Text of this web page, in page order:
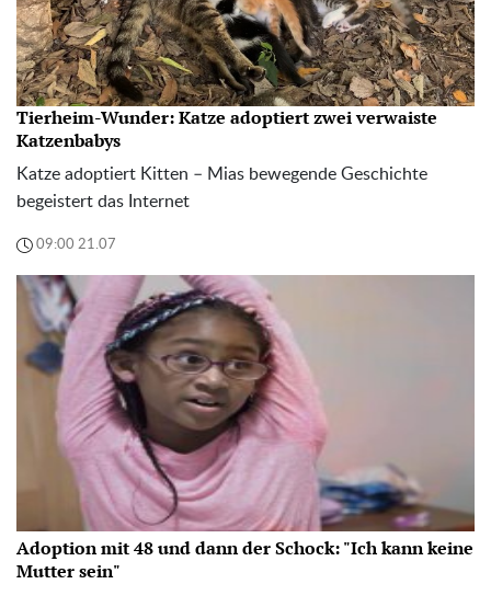
Tierheim-Wunder: Katze adoptiert zwei verwaiste
Katzenbabys
Katze adoptiert Kitten – Mias bewegende Geschichte
begeistert das Internet
09:00 21.07
Adoption mit 48 und dann der Schock: "Ich kann keine
Mutter sein"